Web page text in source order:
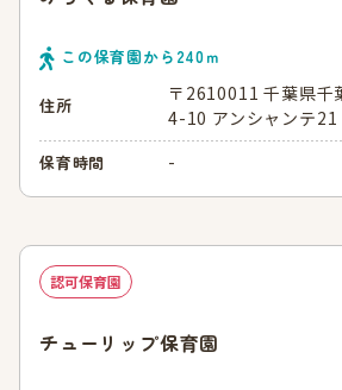
この保育園から 240ｍ
住所
〒2610011 千葉県千
4-10 アンシャンテ21
保育時間 -
認可保育園
チューリップ保育園